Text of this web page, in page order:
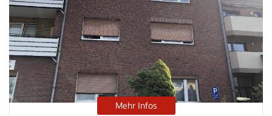
Mehr Infos